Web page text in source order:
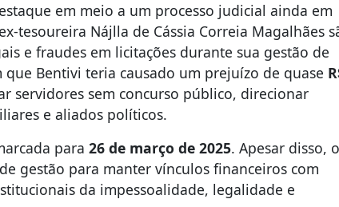
em meio a um processo judicial ainda em
tesoureira Nájlla de Cássia Correia Magalhães
e fraudes em licitações durante sua gestão de
que Bentivi teria causado um prejuízo de quase
servidores sem concurso público, direcionar
e aliados políticos.
para26 de março de 2025. Apesar disso, o
gestão para manter vínculos financeiros com
da impessoalidade, legalidade e